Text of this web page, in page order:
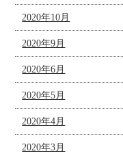
2020年10月
2020年9月
2020年6月
2020年5月
2020年4月
2020年3月